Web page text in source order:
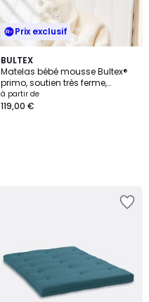
Prix exclusif
BULTEX
Matelas bébé mousse Bultex®
primo, soutien très ferme,
accueil ferme, PILOU BÉBÉ
à partir de
119,00 €